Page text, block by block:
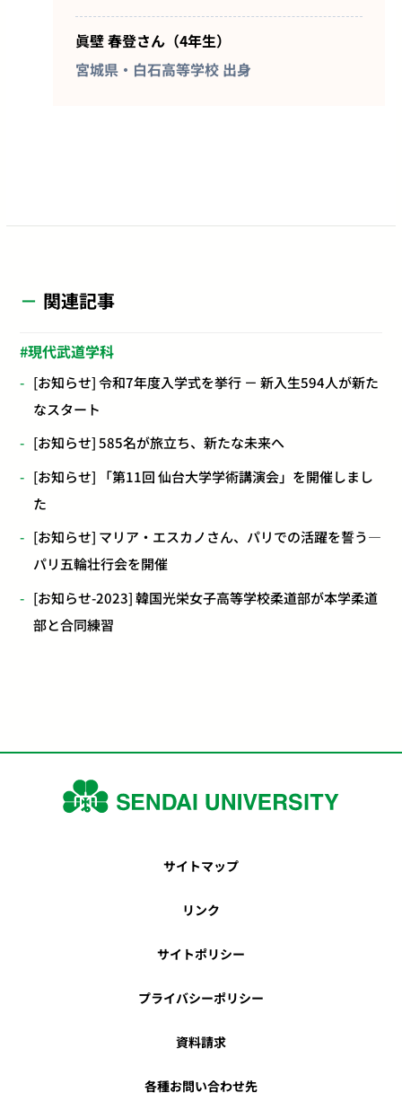
眞壁 春登さん（4年生）
宮城県・白石高等学校 出身
関連記事
現代武道学科
[お知らせ] 令和7年度入学式を挙行 － 新入生594人が新た
なスタート
[お知らせ] 585名が旅立ち、新たな未来へ
[お知らせ] 「第11回 仙台大学学術講演会」を開催しまし
た
[お知らせ] マリア・エスカノさん、パリでの活躍を誓う―
パリ五輪壮行会を開催
[お知らせ-2023] 韓国光栄女子高等学校柔道部が本学柔道
部と合同練習
サイトマップ
リンク
サイトポリシー
プライバシーポリシー
資料請求
各種お問い合わせ先